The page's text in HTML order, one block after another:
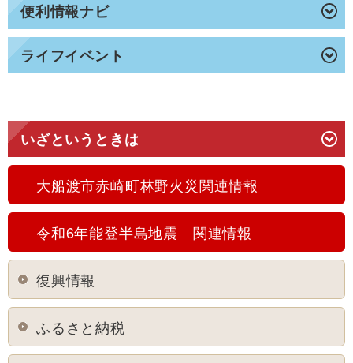
便利情報ナビ
ライフイベント
いざというときは
大船渡市赤崎町林野火災関連情報
令和6年能登半島地震 関連情報
復興情報
ふるさと納税